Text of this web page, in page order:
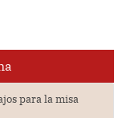
para la misa